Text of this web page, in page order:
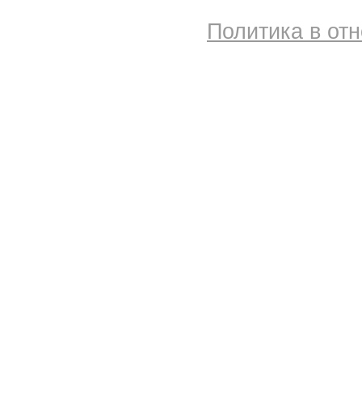
Политика в